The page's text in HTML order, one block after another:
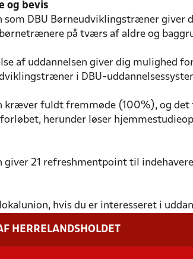
og bevis
som DBU Børneudviklingstræner giver
på tværs af aldre og
af uddannelsen giver dig mulighed
i DBU-
kræver fuldt fremmøde (100%), og
herunder løser
giver 21 refreshmentpoint til
hvis du er interesseret i
HERRELANDSHOLDET